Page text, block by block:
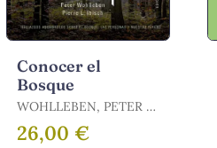
Conocer el
Bosque
WOHLLEBEN, PETER /
IBISCH, PIERRE L.
26,00 €